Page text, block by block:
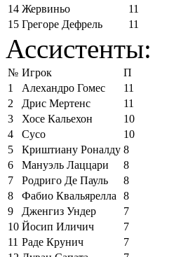
14 Жервиньо
11
15 Грегоре Дефрель 11
Ассистенты:
№ Игрок
П
1
Алехандро Гомес
11
2
Дрис Мертенс
11
3
Хосе Кальехон
10
4
Сусо
10
5
Криштиану Роналду 8
6
Мануэль Лаццари
8
7
Родриго Де Пауль
8
8
Фабио Квальярелла
8
9
Дженгиз Ундер
7
10 Йосип Иличич
7
11 Раде Крунич
7